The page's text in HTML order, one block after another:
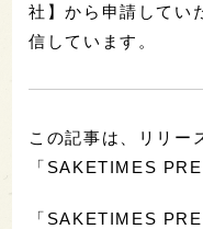
社】から申請してい
信しています。
この記事は、リリー
「SAKETIMES
「SAKETIMES